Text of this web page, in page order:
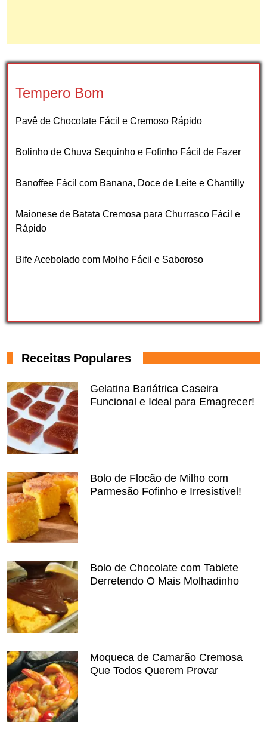
Tempero Bom
Pavê de Chocolate Fácil e Cremoso Rápido
Bolinho de Chuva Sequinho e Fofinho Fácil de Fazer
Banoffee Fácil com Banana, Doce de Leite e Chantilly
Maionese de Batata Cremosa para Churrasco Fácil e
Rápido
Bife Acebolado com Molho Fácil e Saboroso
Receitas Populares
Gelatina Bariátrica Caseira
Funcional e Ideal para Emagrecer!
Bolo de Flocão de Milho com
Parmesão Fofinho e Irresistível!
Bolo de Chocolate com Tablete
Derretendo O Mais Molhadinho
Moqueca de Camarão Cremosa
Que Todos Querem Provar